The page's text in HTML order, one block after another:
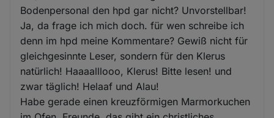
Bodenpersonal den hpd gar nicht? Unvorstellbar!
Ja, da frage ich mich doch. für wen schreibe ich
denn im hpd meine Kommentare? Gewiß nicht für
gleichgesinnte Leser, sondern für den Klerus
natürlich! Haaaalllooo, Klerus! Bitte lesen! und
zwar täglich! Helaaf und Alau!
Habe gerade einen kreuzförmigen Marmorkuchen